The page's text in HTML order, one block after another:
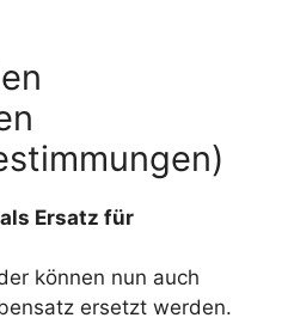
Ersatz für
können nun auch
ersetzt werden.